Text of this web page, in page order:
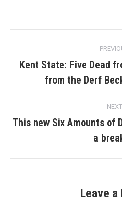
navigation
Kent State: Five Dead
from the Derf
NEXT
This new Six Amounts of
a
Leave a